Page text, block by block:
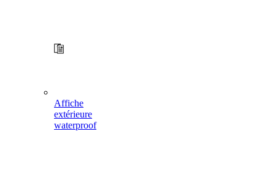
Affiche
extérieure
waterproof